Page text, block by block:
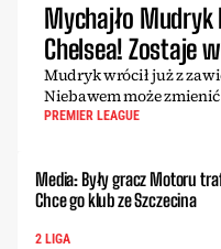
Mychajło Mudryk
Chelsea! Zostaje
Mudryk wrócił już z
Niebawem może
PREMIER LEAGUE
Media: Były gracz Motoru
Chce go klub ze Szczecina
2 LIGA